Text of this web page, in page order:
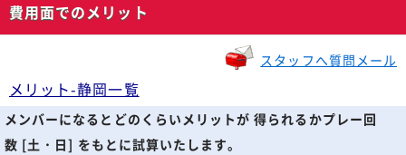
費用面でのメリット
スタッフへ質問メール
メリット-静岡一覧
メンバーになるとどのくらいメリットが 得られるかプレー回
数 [土・日] をもとに試算いたします。